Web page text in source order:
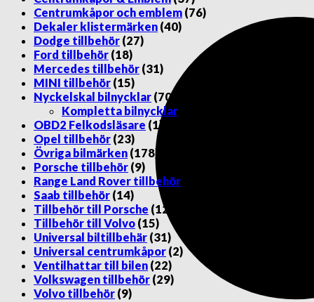
Centrumkåpor och emblem (76)
Dekaler klistermärken (40)
Dodge tillbehör (27)
Ford tillbehör (18)
Mercedes tillbehör (31)
MINI tillbehör (15)
Nyckelskal bilnycklar (70)
Kompletta bilnycklar
OBD2 Felkodsläsare (1)
Opel tillbehör (23)
Övriga bilmärken (178)
Porsche tillbehör (9)
Range Land Rover tillbehör
Saab tillbehör (14)
Tillbehör till Porsche (12)
Tillbehör till Volvo (15)
Universal biltillbehär (31)
Universal centrumkåpor (2)
Ventilhattar till bilen (22)
Volkswagen tillbehör (29)
Volvo tillbehör (9)